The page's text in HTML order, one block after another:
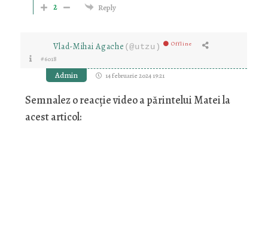
2
Reply
Vlad-Mihai Agache (@utzu) Offline
#6018
Admin 14 februarie 2024 19:21
Semnalez o reacție video a părintelui Matei la
acest articol: